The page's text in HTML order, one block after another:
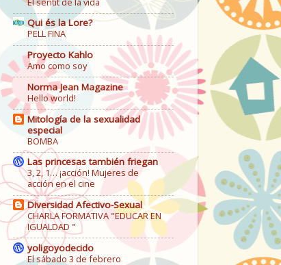
Qui és la Lore?
PELL FINA
Proyecto Kahlo
Amo como soy
Norma Jean Magazine
Hello world!
Mitología de la sexualidad
especial
BOMBA
Las princesas también friegan
3, 2, 1… ¡acción! Mujeres de
acción en el cine
Diversidad Afectivo-Sexual
CHARLA FORMATIVA "EDUCAR EN
IGUALDAD "
yoligoyodecido
El sábado 3 de febrero